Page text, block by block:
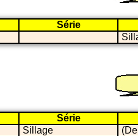
Série
Série
Sillage